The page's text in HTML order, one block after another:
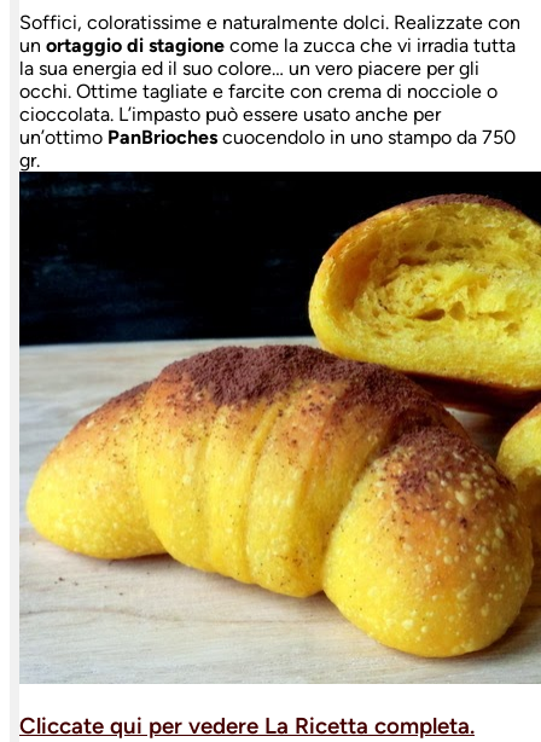
Soffici, coloratissime e naturalmente dolci. Realizzate con
un ortaggio di stagione come la zucca che vi irradia tutta
la sua energia ed il suo colore… un vero piacere per gli
occhi. Ottime tagliate e farcite con crema di nocciole o
cioccolata. L’impasto può essere usato anche per
un’ottimo PanBrioches cuocendolo in uno stampo da 750
gr.
Cliccate qui per vedere La Ricetta completa.